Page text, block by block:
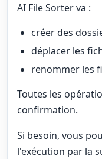
AI File Sorter va :
créer des
déplacer les
renommer les
Toutes les
confirmation.
Si besoin, vous
l'exécution par la